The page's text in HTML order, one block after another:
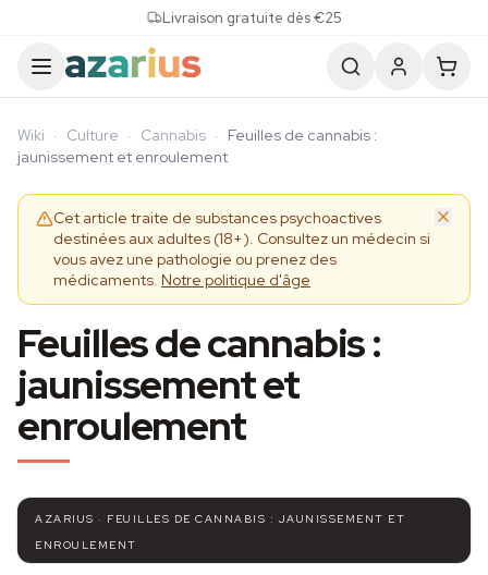
Livraison gratuite dès €25
Wiki · Culture · Cannabis · Feuilles de cannabis :
jaunissement et enroulement
Cet article traite de substances psychoactives
destinées aux adultes (18+). Consultez un médecin si
vous avez une pathologie ou prenez des
médicaments. Notre politique d'âge
Feuilles de cannabis :
jaunissement et
enroulement
AZARIUS · FEUILLES DE CANNABIS : JAUNISSEMENT ET
ENROULEMENT